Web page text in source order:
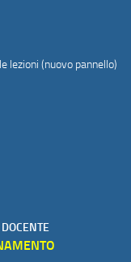
lezioni (nuovo pannello)